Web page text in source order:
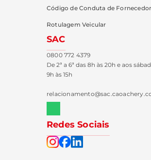
Código de Conduta de
Rotulagem Veicular
SAC
0800 772 4379
De 2ª a 6ª das 8h às 20h e aos
9h às 15h
Redes Sociais